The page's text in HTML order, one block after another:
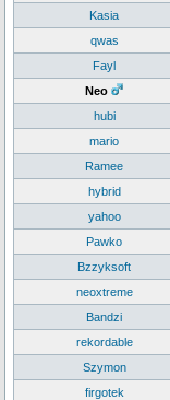
Kasia
qwas
Fayl
Neo
hubi
mario
Ramee
hybrid
yahoo
Pawko
Bzzyksoft
neoxtreme
Bandzi
rekordable
Szymon
firgotek